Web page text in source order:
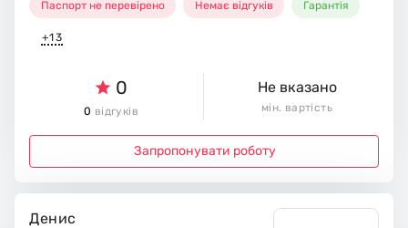
Паспорт не перевірено Немає відгуків Гарантія
+13
0
0 відгуків
Не вказано
мін. вартість
Запропонувати роботу
Денис